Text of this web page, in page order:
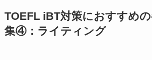
TOEFL iBT対策におすすめ
集④：ライティング